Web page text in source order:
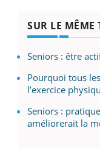
SUR LE MÊME
Seniors : être
Pourquoi tous
l’exercice
Seniors :
améliorerait la